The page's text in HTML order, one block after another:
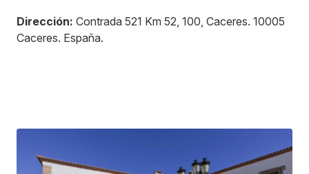
Dirección: Contrada 521 Km 52, 100, Caceres. 10005
Caceres. España.